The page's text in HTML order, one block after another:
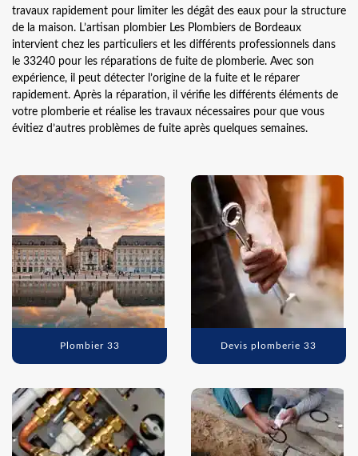
travaux rapidement pour limiter les dégât des eaux pour la structure
de la maison. L’artisan plombier Les Plombiers de Bordeaux
intervient chez les particuliers et les différents professionnels dans
le 33240 pour les réparations de fuite de plomberie. Avec son
expérience, il peut détecter l’origine de la fuite et le réparer
rapidement. Après la réparation, il vérifie les différents éléments de
votre plomberie et réalise les travaux nécessaires pour que vous
évitiez d’autres problèmes de fuite après quelques semaines.
Plombier 33 Devis plomberie 33